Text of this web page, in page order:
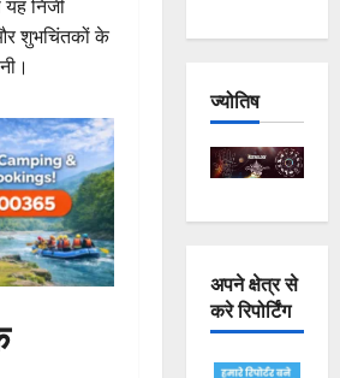
निजी
शुभचिंतकों के
ज्योतिष
अपने क्षेत्र से
करे रिपोर्टिंग